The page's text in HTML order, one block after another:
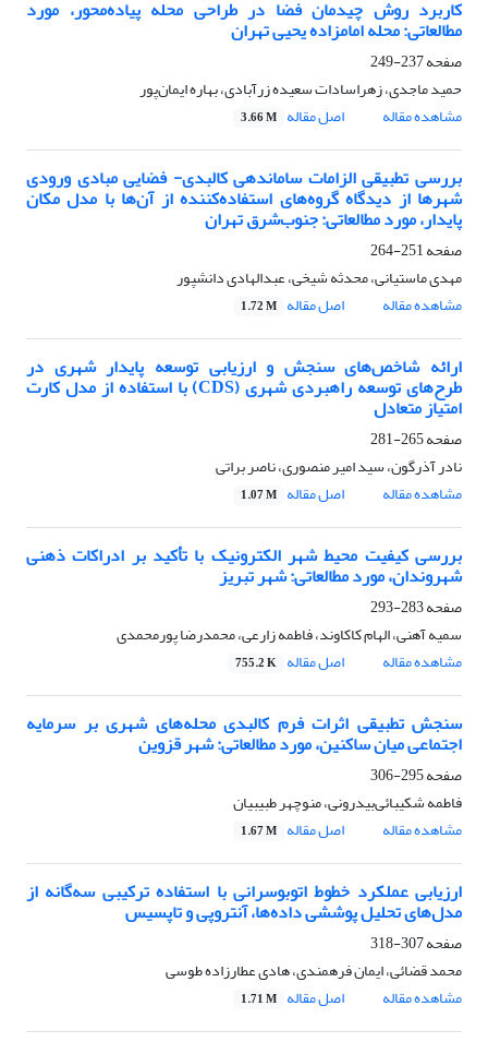
کاربرد روش چیدمان فضا در طراحی محله‌ پیاده‌محور، مورد
مطالعاتی: محله‌ امامزاده یحیی تهران
صفحه237-249
حمید ماجدی، زهرا‌سادات سعیده زرآبادی، بهاره ایمان‌پور
مشاهده مقاله
اصل مقاله 3.66 M
بررسی تطبیقی الزامات ساماندهی کالبدی- فضایی مبادی ورودی
شهرها از دیدگاه گروه‌های استفاده‌کننده از آن‌ها با مدل مکان
پایدار، مورد مطالعاتی: جنوب‌شرق تهران
صفحه251-264
مهدی ماستیانی، محدثه شیخی، عبدالهادی دانشپور
مشاهده مقاله
اصل مقاله 1.72 M
ارائه شاخص‌های سنجش و ارزیابی توسعه پایدار شهری در
طرح‌های توسعه راهبردی شهری (CDS) با استفاده از مدل کارت
امتیاز متعادل
صفحه265-281
نادر آذرگون، سید امیر منصوری، ناصر براتی
مشاهده مقاله
اصل مقاله 1.07 M
بررسی کیفیت محیط شهر الکترونیک با تأکید بر ادراکات ذهنی
شهروندان، مورد مطالعاتی: شهر تبریز
صفحه283-293
سمیه آهنی، الهام کاکاوند، فاطمه زارعی، محمدرضا پورمحمدی
مشاهده مقاله
اصل مقاله 755.2 K
سنجش تطبیقی اثرات فرم کالبدی محله‌های شهری بر سرمایه
اجتماعی میان ساکنین، مورد مطالعاتی: شهر قزوین
صفحه295-306
فاطمه شکیبائی‌بیدرونی، منوچهر طبیبیان
مشاهده مقاله
اصل مقاله 1.67 M
ارزیابی عملکرد خطوط اتوبوسرانی با استفاده ترکیبی سه‌گانه از
مدل‌های تحلیل پوششی داده‌ها، آنتروپی و تاپسیس
صفحه307-318
محمد قضائی، ایمان فرهمندی، هادی عطارزاده طوسی
مشاهده مقاله
اصل مقاله 1.71 M